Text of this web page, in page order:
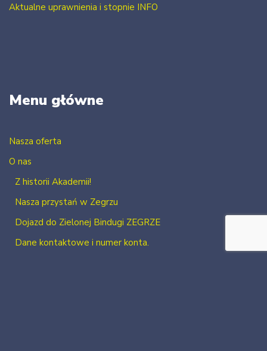
Aktualne uprawnienia i stopnie INFO
Menu główne
Nasza oferta
O nas
Z historii Akademii!
Nasza przystań w Zegrzu
Dojazd do Zielonej Bindugi ZEGRZE
Dane kontaktowe i numer konta.